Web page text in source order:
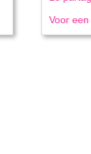
Voor een